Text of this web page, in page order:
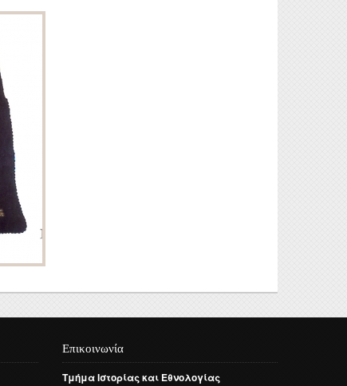
Επικοινωνία
ΤμήμαΙστορίαςκαι Εθνολογίας